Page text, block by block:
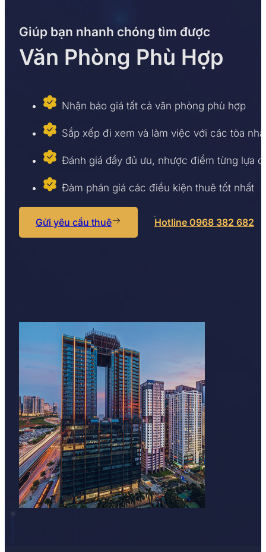
Giúp bạn nhanh chóng tìm được
Văn Phòng Phù Hợp
Nhận báo giá tất cả văn phòng phù hợp
Sắp xếp đi xem và làm việc với các tòa nhà
Đánh giá đầy đủ ưu, nhược điểm từng lựa
Đàm phán giá các điều kiện thuê tốt nhất
Gửi yêu cầu thuê Hotline 0968 382 682